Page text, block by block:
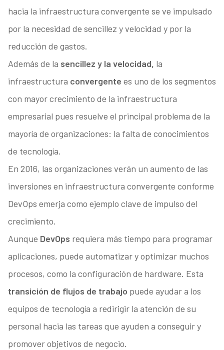
hacia la infraestructura convergente se ve impulsado
por la necesidad de sencillez y velocidad y por la
reducción de gastos.
Además de la sencillez y la velocidad, la
infraestructura convergente es uno de los segmentos
con mayor crecimiento de la infraestructura
empresarial pues resuelve el principal problema de la
mayoría de organizaciones: la falta de conocimientos
de tecnología.
En 2016, las organizaciones verán un aumento de las
inversiones en infraestructura convergente conforme
DevOps emerja como ejemplo clave de impulso del
crecimiento.
Aunque DevOps requiera más tiempo para programar
aplicaciones, puede automatizar y optimizar muchos
procesos, como la configuración de hardware. Esta
transición de flujos de trabajo puede ayudar a los
equipos de tecnología a redirigir la atención de su
personal hacia las tareas que ayuden a conseguir y
promover objetivos de negocio.